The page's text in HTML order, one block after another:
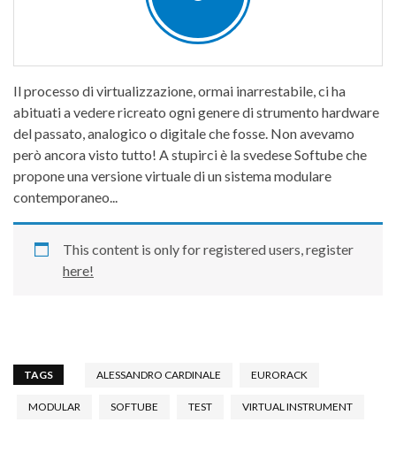
Il processo di virtualizzazione, ormai inarrestabile, ci ha
abituati a vedere ricreato ogni genere di strumento hardware
del passato, analogico o digitale che fosse. Non avevamo
però ancora visto tutto! A stupirci è la svedese Softube che
propone una versione virtuale di un sistema modulare
contemporaneo...
This content is only for registered users, register
here!
TAGS ALESSANDRO CARDINALE EURORACK
MODULAR SOFTUBE TEST VIRTUAL INSTRUMENT